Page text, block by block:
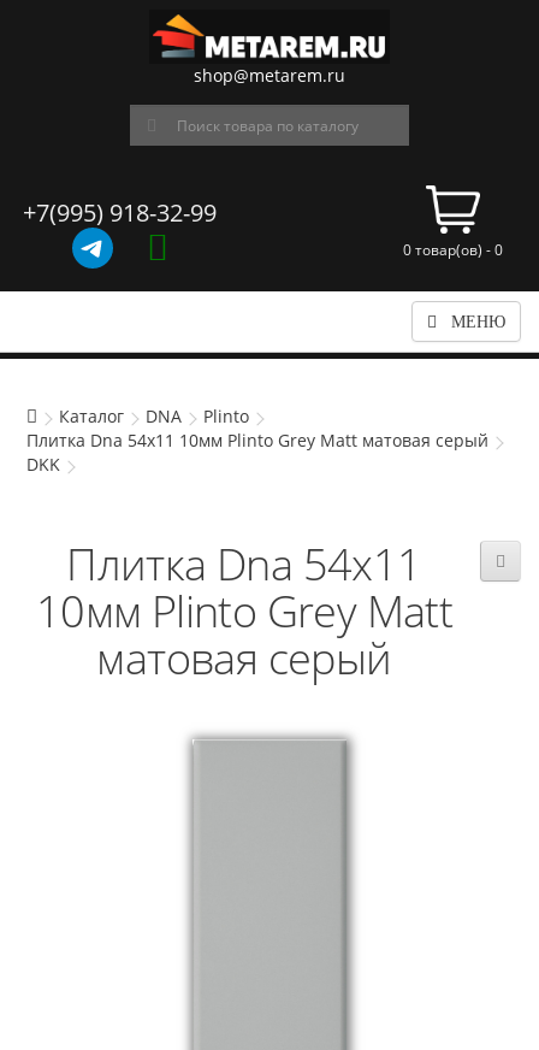
shop@metarem.ru
+7(995) 918-32-99
0 товар(ов) - 0
МЕНЮ
Каталог DNA
Plinto
Плитка Dna 54x11 10мм Plinto Grey Matt матовая серый
DKK
Плитка Dna 54x11
10мм Plinto Grey Matt
матовая серый